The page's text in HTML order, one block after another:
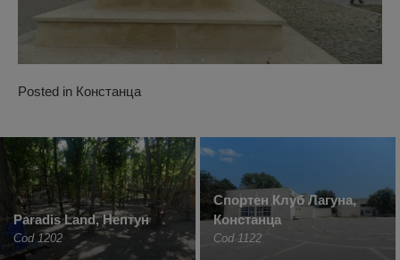
Posted in Констанца
Paradis Land, Нептун
Cod 1202
Спортен Клуб Лагуна,
Констанца
Cod 1122